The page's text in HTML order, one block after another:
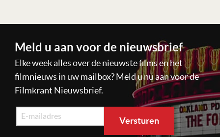
Meld u aan voor de nieuwsbrief
Elke week alles over de nieuwste films en het
filmnieuws in uw mailbox? Meld u nu aan voor de
Filmkrant Nieuwsbrief.